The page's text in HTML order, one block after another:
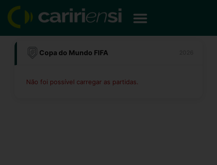
para
conteúdo
Copa do Mundo FIFA
Não foi possível carregar as partidas.